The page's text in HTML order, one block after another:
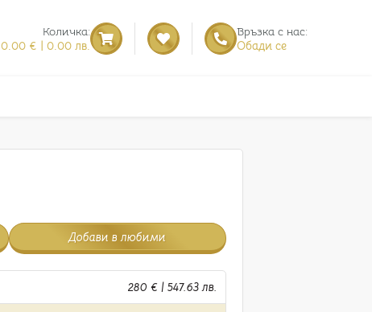
Количка:
0.00 € | 0.00 лв.
Връзка с нас:
Обади се
Добави в любими
280 € | 547.63 лв.